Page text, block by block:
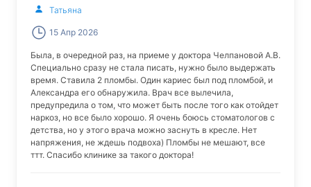
Татьяна
15 Апр 2026
Была, в очередной раз, на приеме у доктора Челпановой А.В.
Специально сразу не стала писать, нужно было выдержать
время. Ставила 2 пломбы. Один кариес был под пломбой, и
Александра его обнаружила. Врач все вылечила,
предупредила о том, что может быть после того как отойдет
наркоз, но все было хорошо. Я очень боюсь стоматологов с
детства, но у этого врача можно заснуть в кресле. Нет
напряжения, не ждешь подвоха) Пломбы не мешают, все
ттт. Спасибо клинике за такого доктора!